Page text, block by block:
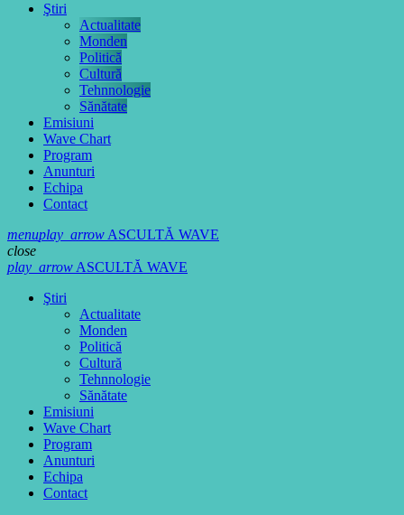
Ştiri
Actualitate
Monden
Politică
Cultură
Tehnnologie
Sănătate
Emisiuni
Wave Chart
Program
Anunturi
Echipa
Contact
menuplay_arrowASCULTĂ WAVE
close
play_arrowASCULTĂ WAVE
Ştiri
Actualitate
Monden
Politică
Cultură
Tehnnologie
Sănătate
Emisiuni
Wave Chart
Program
Anunturi
Echipa
Contact